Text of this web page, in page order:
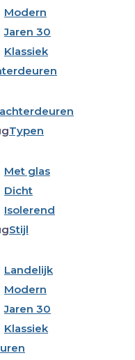
Modern
Jaren 30
Klassiek
Typen
Met glas
Dicht
Isolerend
Stijl
Landelijk
Modern
Jaren 30
Klassiek